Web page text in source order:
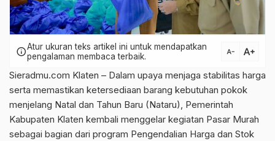
infoAtur ukuran teks artikel ini untuk mendapatkan
pengalaman membaca terbaik.
text_decrease text_increase
Sieradmu.com Klaten – Dalam upaya menjaga stabilitas harga
serta memastikan ketersediaan barang kebutuhan pokok
menjelang Natal dan Tahun Baru (Nataru), Pemerintah
Kabupaten Klaten kembali menggelar kegiatan Pasar Murah
sebagai bagian dari program Pengendalian Harga dan Stok